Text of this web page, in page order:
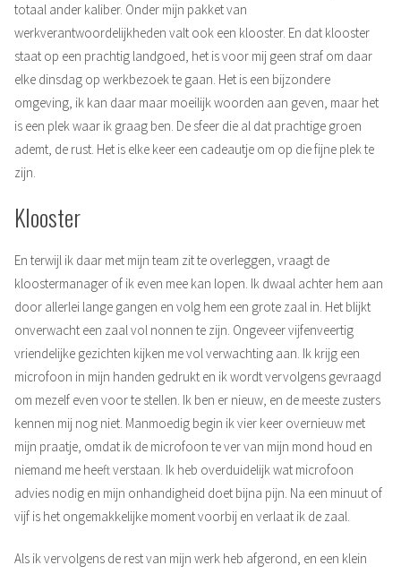
totaal ander kaliber. Onder mijn pakket van
werkverantwoordelijkheden valt ook een klooster. En dat klooster
staat op een prachtig landgoed, het is voor mij geen straf om daar
elke dinsdag op werkbezoek te gaan. Het is een bijzondere
omgeving, ik kan daar maar moeilijk woorden aan geven, maar het
is een plek waar ik graag ben. De sfeer die al dat prachtige groen
ademt, de rust. Het is elke keer een cadeautje om op die fijne plek te
zijn.
Klooster
En terwijl ik daar met mijn team zit te overleggen, vraagt de
kloostermanager of ik even mee kan lopen. Ik dwaal achter hem aan
door allerlei lange gangen en volg hem een grote zaal in. Het blijkt
onverwacht een zaal vol nonnen te zijn. Ongeveer vijfenveertig
vriendelijke gezichten kijken me vol verwachting aan. Ik krijg een
microfoon in mijn handen gedrukt en ik wordt vervolgens gevraagd
om mezelf even voor te stellen. Ik ben er nieuw, en de meeste zusters
kennen mij nog niet. Manmoedig begin ik vier keer overnieuw met
mijn praatje, omdat ik de microfoon te ver van mijn mond houd en
niemand me heeft verstaan. Ik heb overduidelijk wat microfoon
advies nodig en mijn onhandigheid doet bijna pijn. Na een minuut of
vijf is het ongemakkelijke moment voorbij en verlaat ik de zaal.
Als ik vervolgens de rest van mijn werk heb afgerond, en een klein